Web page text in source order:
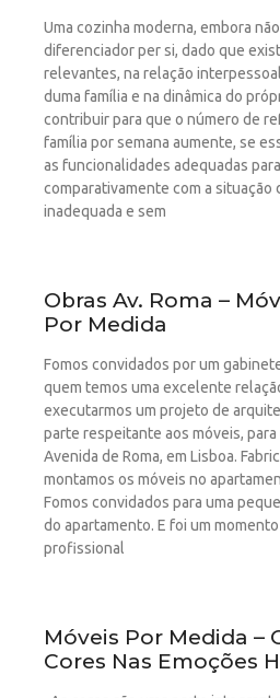
Uma cozinha moderna, embora
diferenciador per si, dado que
relevantes, na relação
duma família e na dinâmica do
contribuir para que o número de
família por semana aumente, se
as funcionalidades adequadas
comparativamente com a situação
inadequada e sem
Obras Av. Roma –
Por Medida
Fomos convidados por um
quem temos uma excelente
executarmos um projeto de
parte respeitante aos móveis,
Avenida de Roma, em Lisboa.
montamos os móveis no
Fomos convidados para uma
do apartamento. E foi um
profissional
Móveis Por Medida –
Cores Nas Emoções